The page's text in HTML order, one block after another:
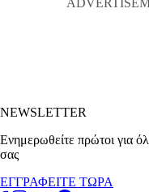
NEWSLETTER
Ενημερωθείτε πρώτοι για
σας
ΕΓΓΡΑΦΕΙΤΕ ΤΩΡΑ